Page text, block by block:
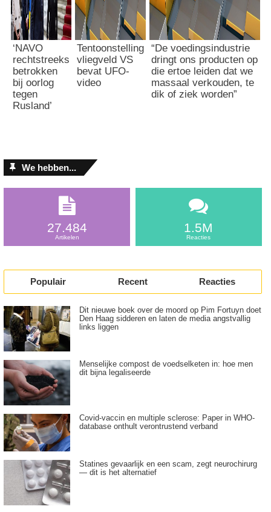
‘NAVO
rechtstreeks
betrokken
bij oorlog
tegen
Rusland’
Tentoonstelling
vliegveld VS
bevat UFO-
video
“De voedingsindustrie
dringt ons producten op
die ertoe leiden dat we
massaal verkouden, te
dik of ziek worden”
We hebben...
27.484
Artikelen
1.5M
Reacties
Populair Recent Reacties
Dit nieuwe boek over de moord op Pim Fortuyn doet
Den Haag sidderen en laten de media angstvallig
links liggen
Menselijke compost de voedselketen in: hoe men
dit bijna legaliseerde
Covid-vaccin en multiple sclerose: Paper in WHO-
database onthult verontrustend verband
Statines gevaarlijk en een scam, zegt neurochirurg
— dit is het alternatief